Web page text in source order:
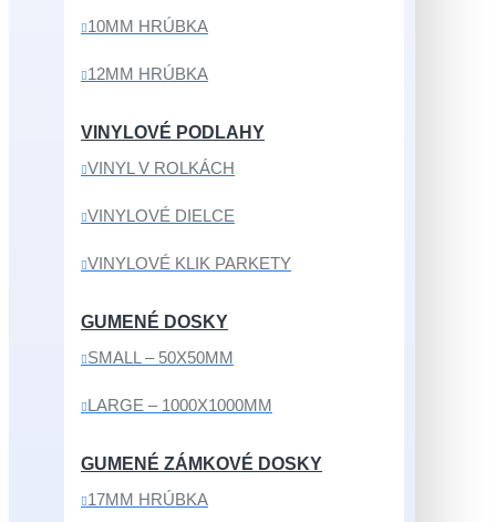
10MM HRÚBKA
12MM HRÚBKA
VINYLOVÉ PODLAHY
VINYL V ROLKÁCH
VINYLOVÉ DIELCE
VINYLOVÉ KLIK PARKETY
GUMENÉ DOSKY
SMALL – 50X50MM
LARGE – 1000X1000MM
GUMENÉ ZÁMKOVÉ DOSKY
17MM HRÚBKA